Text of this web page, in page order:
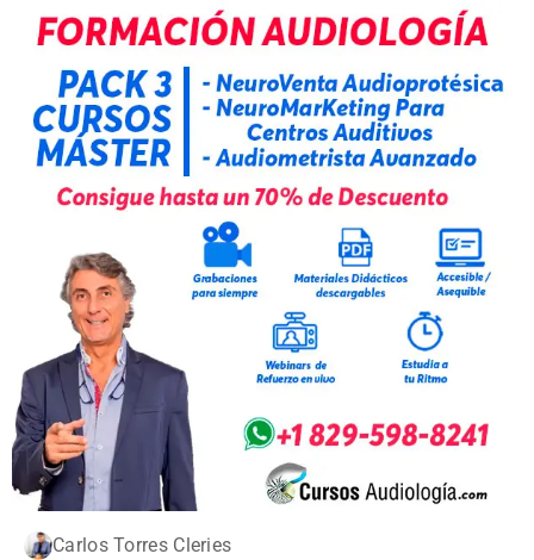
Carlos Torres Cleries